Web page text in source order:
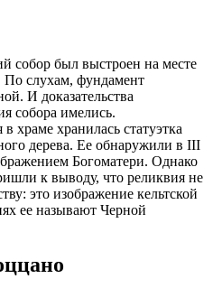
собор был выстроен на месте
По слухам, фундамент
И доказательства
собора имелись.
храме хранилась статуэтка
дерева. Ее обнаружили в III
Богоматери. Однако
к выводу, что реликвия не
это изображение кельтской
ее называют Черной